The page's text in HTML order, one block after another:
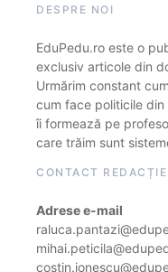
DESPRE NOI
EduPedu.ro este o
exclusiv articole din
Urmărim constant
cum face politicile
îi formează pe
care trăim sunt
CONTACT REDACȚIE
Adrese e-mail